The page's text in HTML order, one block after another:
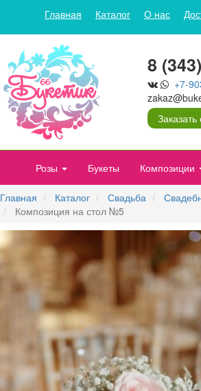
Главная Каталог О нас
8
+7-
Розы Букеты Композиции
Главная Каталог Свадьба
Композиция на стол №5